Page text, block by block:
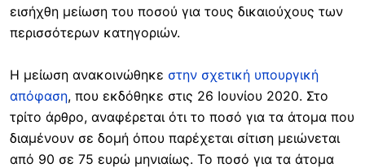
εισήχθη μείωση του ποσού για τους δικαιούχους των
περισσότερων κατηγοριών.
Η μείωση ανακοινώθηκε στην σχετική υπουργική
απόφαση, που εκδόθηκε στις 26 Ιουνίου 2020. Στο
τρίτο άρθρο, αναφέρεται ότι το ποσό για τα άτομα που
διαμένουν σε δομή όπου παρέχεται σίτιση μειώνεται
από 90 σε 75 ευρώ μηνιαίως. Το ποσό για τα άτομα